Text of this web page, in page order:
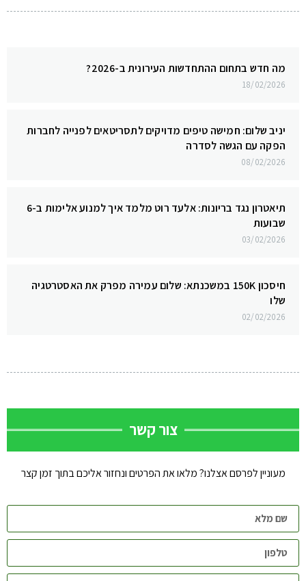
מה חדש בתחום ההתחדשות העירונית ב-2026?
18/02/2026
יניב שלום: חמישה טיפים מדויקים לתסריטאים לפנייה לחברות
הפקה עם הגשה לסדרה
08/02/2026
תיאטרון נגד בריונות: אלעד רוט מלמד איך למנוע אלימות ב-6
שבועות
03/02/2026
חיסכון 150K במשכנתא: שלום עמירה מפרק את האסטרטגיה
שלו
02/02/2026
צור קשר
מעוניין לפרסם אצלנו? מלאו את הפרטים ונחזור אליכם בתוך זמן קצר